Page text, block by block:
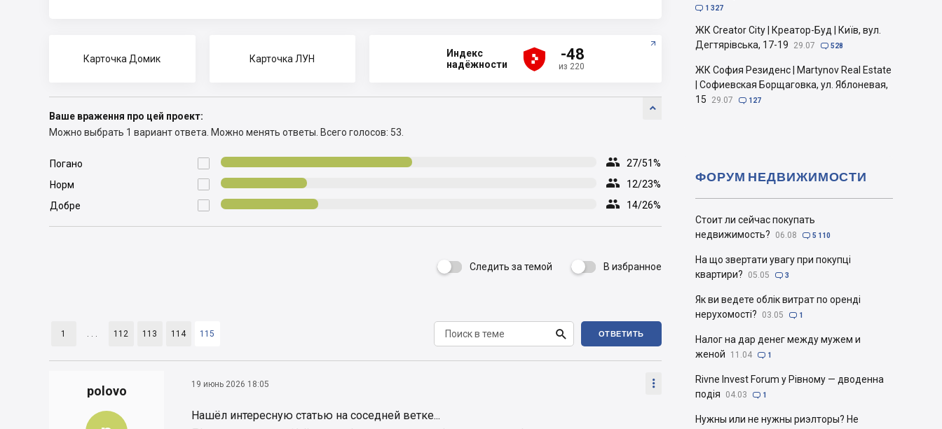
Карточка Домик Карточка ЛУН
Индекс
надёжности




 -48
из 220

Ваше враження про цей проект:
Можно выбрать 1 вариант ответа. Можно менять ответы. Всего голосов: 53.

Погано  27/51%

Норм  12/23%

Добре  14/26%
Следить за темой  В избранное
1 . . . 112 113 114 115  ОТВЕТИТЬ
polovo 19 июнь 2026 18:05 
Нашёл интересную статью на соседней ветке...
 1 327
ЖК Creator City | Креатор-Буд | Київ, вул.
Дегтярівська, 17-19
29.07  528
ЖК София Резиденс | Martynov Real Estate
| Софиевская Борщаговка, ул. Яблоневая,
15
29.07  127
Стоит ли сейчас покупать
недвижимость?
06.08  5 110
На що звертати увагу при покупці
квартири?
05.05  3
Як ви ведете облік витрат по оренді
нерухомості?
03.05  1
Налог на дар денег между мужем и
женой
11.04  1
Rivne Invest Forum у Рівному — дводенна
подія
04.03  1
Нужны или не нужны риэлторы? Не
ФОРУМ НЕДВИЖИМОСТИ